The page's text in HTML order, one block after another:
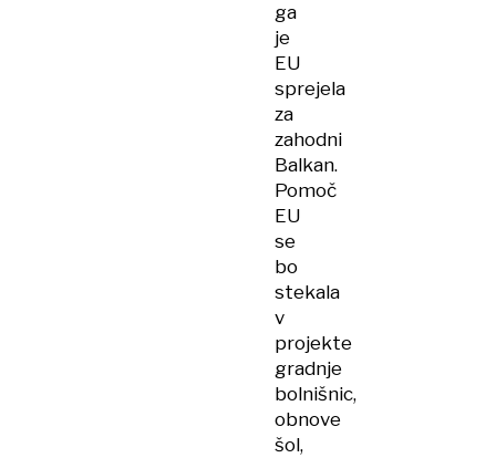
ga
je
EU
sprejela
za
zahodni
Balkan.
Pomoč
EU
se
bo
stekala
v
projekte
gradnje
bolnišnic,
obnove
šol,